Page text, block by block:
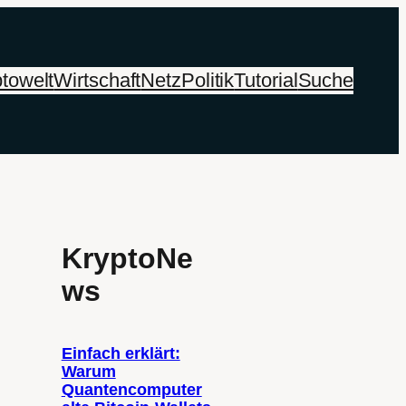
WirtschaftNetzPolitikTutorialSuche
KryptoNe
ws
Einfach erklärt:
Warum
Quantencomputer